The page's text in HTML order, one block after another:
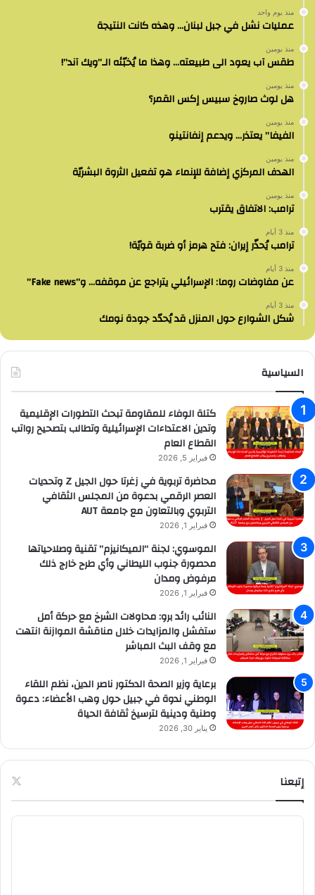
منذ يوم واحد
عمليات نشل في جبل لبنان… وهذه كانت النتيجة
منذ يومين
طقس آب يعود الى طبيعته… وهذا ما يُخبّئه الـ”ويك آند”!
منذ يومين
هل لوث صاروخ سبيس إكس القمر؟
منذ يومين
الفيفا” يعتذر… ويدعم إنفانتينو
منذ يومين
الهدف المركزي إضافة للإنماء هو تفعيل الثروة البشريّة
منذ يومين
ترامب: الاتفاق يقترب
منذ 3 أيام
ترامب يُحذّر إيران: فتح هرمز أو ضربة قويّة!
منذ 3 أيام
عن مفاوضات روما: الإسرائيلي يتراجع عن موقفه… و”Fake news”
منذ 3 أيام
شكل الشوارع حول المنزل قد يُحدّد جودة نومك
السياسية
كتلة الوفاء للمقاومة تبحث التطورات الإقليمية
وتدين الاعتداءات الإسرائيلية وتطالب بتصحيح رواتب
القطاع العام
فبراير 5, 2026
محاضرة تربوية في زغرتا حول الجيل Z وتحديات
العصر الرقمي بدعوة من المجلس الثقافي
التربوي وبالتعاون مع جامعة AUT
فبراير 1, 2026
الموسوي: لجنة “الميكانيزم” تقنية وصلاحياتها
محصورة جنوب الليطاني وأي طرح خارج ذلك
مرفوض ومدان
فبراير 1, 2026
النائب رائد برو: محاولات الشرخ مع حركة أمل
ستفشل والمزايدات خلال مناقشة الموازنة انتهت
مع وقف البث المباشر
فبراير 1, 2026
برعاية وزير الصحة الدكتور ناصر الدين، نظم اللقاء
الوطني ندوة في جبيل حول وهب الأعضاء: دعوة
وطنية ودينية لترسيخ ثقافة الحياة
يناير 30, 2026
إتبعنا